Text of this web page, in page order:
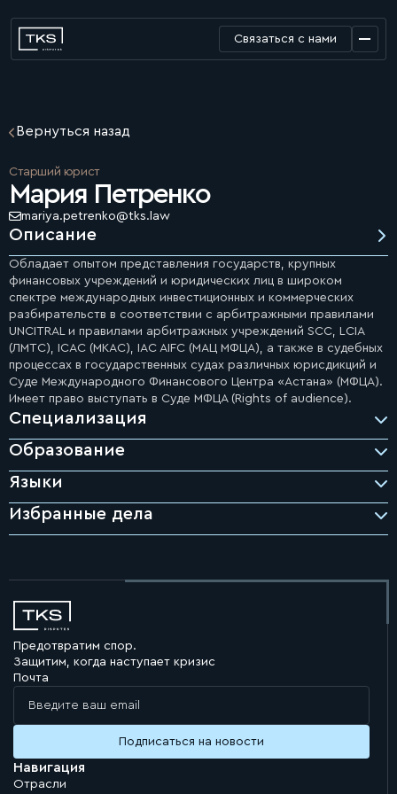
Связаться с нами
Вернуться назад
Старший юрист
Мария Петренко
mariya.petrenko@tks.law
Описание
Обладает опытом представления государств, крупных
финансовых учреждений и юридических лиц в широком
спектре международных инвестиционных и коммерческих
разбирательств в соответствии с арбитражными правилами
UNCITRAL и правилами арбитражных учреждений SCC, LCIA
(ЛМТС), ICAC (МКАС), IAC AIFC (МАЦ МФЦА), а также в судебных
процессах в государственных судах различных юрисдикций и
Суде Международного Финансового Центра «Астана» (МФЦА).
Имеет право выступать в Суде МФЦА (Rights of audience).
Специализация
Образование
Языки
Избранные дела
Предотвратим спор.
Защитим, когда наступает кризис
Почта
Навигация
Отрасли